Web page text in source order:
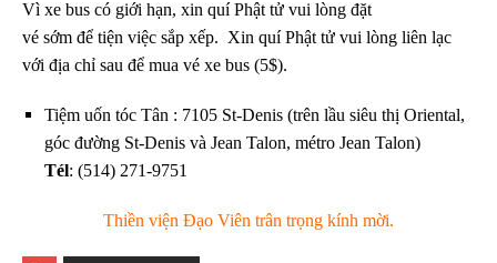
Vì xe bus có giới hạn, xin quí Phật tử vui lòng đặt
vé sớm để tiện việc sắp xếp. Xin quí Phật tử vui lòng liên lạc
với địa chỉ sau để mua vé xe bus (5$).
Tiệm uốn tóc Tân : 7105 St-Denis (trên lầu siêu thị Oriental,
góc đường St-Denis và Jean Talon, métro Jean Talon)
Tél: (514) 271-9751
Thiền viện Đạo Viên trân trọng kính mời.